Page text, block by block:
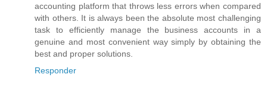
accounting platform that throws less errors when compared
with others. It is always been the absolute most challenging
task to efficiently manage the business accounts in a
genuine and most convenient way simply by obtaining the
best and proper solutions.
Responder